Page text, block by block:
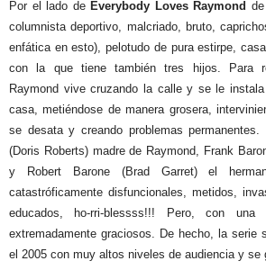
Por el lado de Everybody Loves Raymond
columnista deportivo, malcriado, bruto,
enfática en esto), pelotudo de pura estirpe,
con la que tiene también tres hijos. Para
Raymond vive cruzando la calle y se le
casa, metiéndose de manera grosera,
se desata y creando problemas
(Doris Roberts) madre de Raymond, Frank
y Robert Barone (Brad Garret) el
catastróficamente disfuncionales, metidos,
educados, ho-rri-blessss!!! Pero, con
extremadamente graciosos. De hecho, la serie
el 2005 con muy altos niveles de audiencia y se